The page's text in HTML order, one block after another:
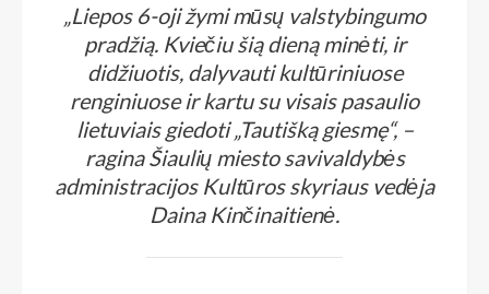
„Liepos 6-oji žymi mūsų valstybingumo
pradžią. Kviečiu šią dieną minėti, ir
didžiuotis, dalyvauti kultūriniuose
renginiuose ir kartu su visais pasaulio
lietuviais giedoti „Tautišką giesmę“, –
ragina Šiaulių miesto savivaldybės
administracijos Kultūros skyriaus vedėja
Daina Kinčinaitienė.